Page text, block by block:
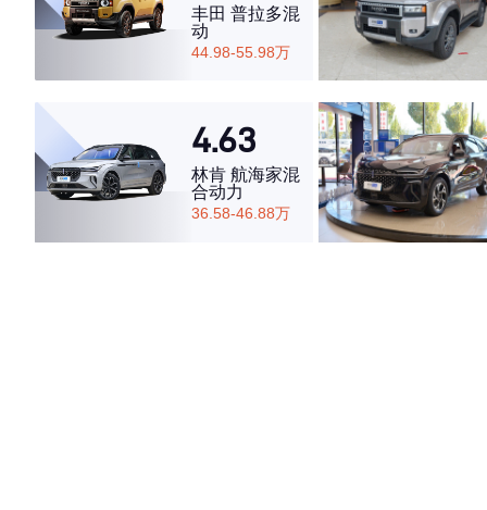
丰田 普拉多混
动
44.98-55.98万
4.63
林肯 航海家混
合动力
36.58-46.88万